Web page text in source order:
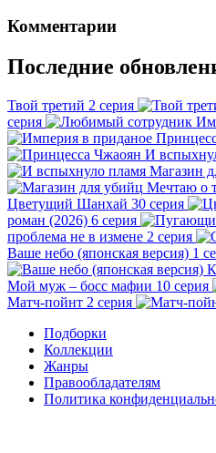
Комментарии
Последние
Твой третий 2 серия
серия
И
Магазин
Мечтаю о
Цветущий Шанхай 30 серия
роман (2026) 6 серия
проблема не в измене 2 серия
Ваше небо (японская версия) 1
Мой муж – босс мафии 10 серия
Матч-пойнт 2 серия
Подборки
Коллекции
Жанры
Правообладателям
Политика